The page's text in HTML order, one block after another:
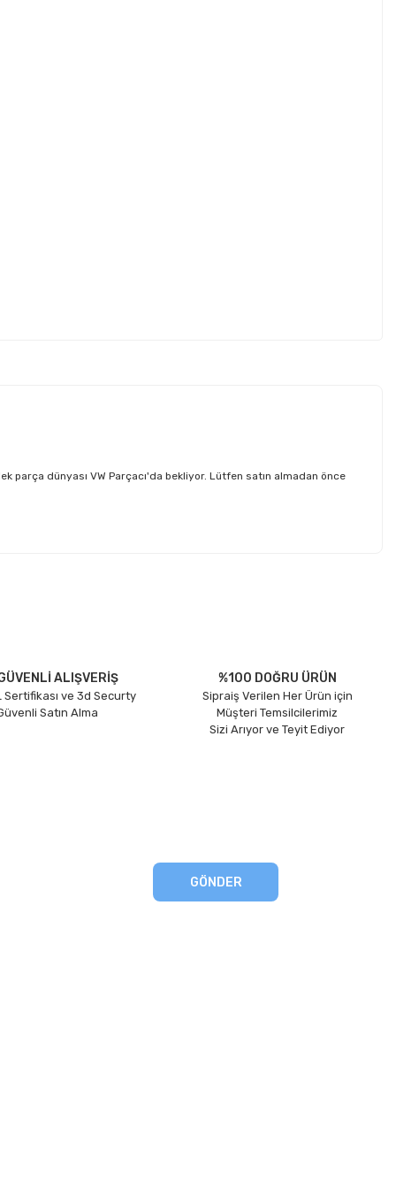
parça dünyası VW Parçacı'da bekliyor. Lütfen satın almadan önce
ALIŞVERİŞ
Sertifikası ve 3d Securty
Satın Alma
%100 DOĞRU ÜRÜN
Sipraiş Verilen Her Ürün için
Müşteri Temsilcilerimiz
Sizi Arıyor ve Teyit Ediyor
GÖNDER